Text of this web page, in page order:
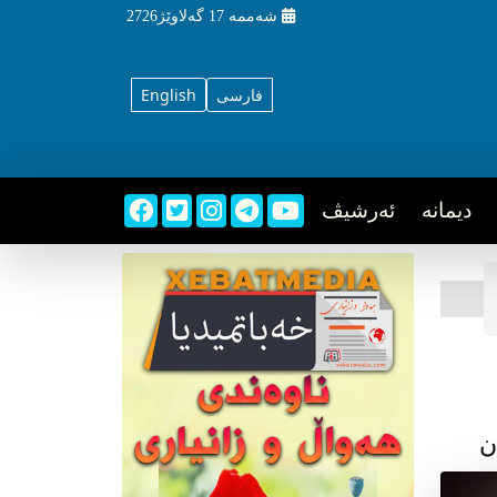
شه‌ممه‌ 17 گه‌لاوێژ2726
English فارسی
دیمانه ئه‌رشیڤ